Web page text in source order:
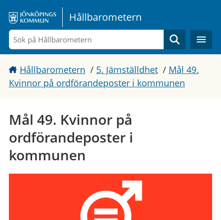
Gå direkt till sidans innehåll
Hållbarometern
Sök
Hållbarometern / 5. Jämställdhet / Mål 49.
Kvinnor på ordförandeposter i kommunen
Mål 49. Kvinnor på
ordförandeposter i
kommunen